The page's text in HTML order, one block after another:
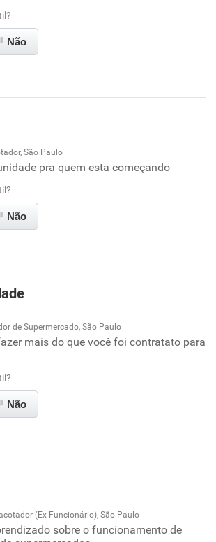
esta empresa
a diretoria
Não
promoção
esta empresa
São Paulo
pra quem esta começando
Não
promoção
vida familiar
a diretoria
de Supermercado, São Paulo
mais do que você foi contratato para
Não
promoção
(Ex-Funcionário), São Paulo
sobre o funcionamento de